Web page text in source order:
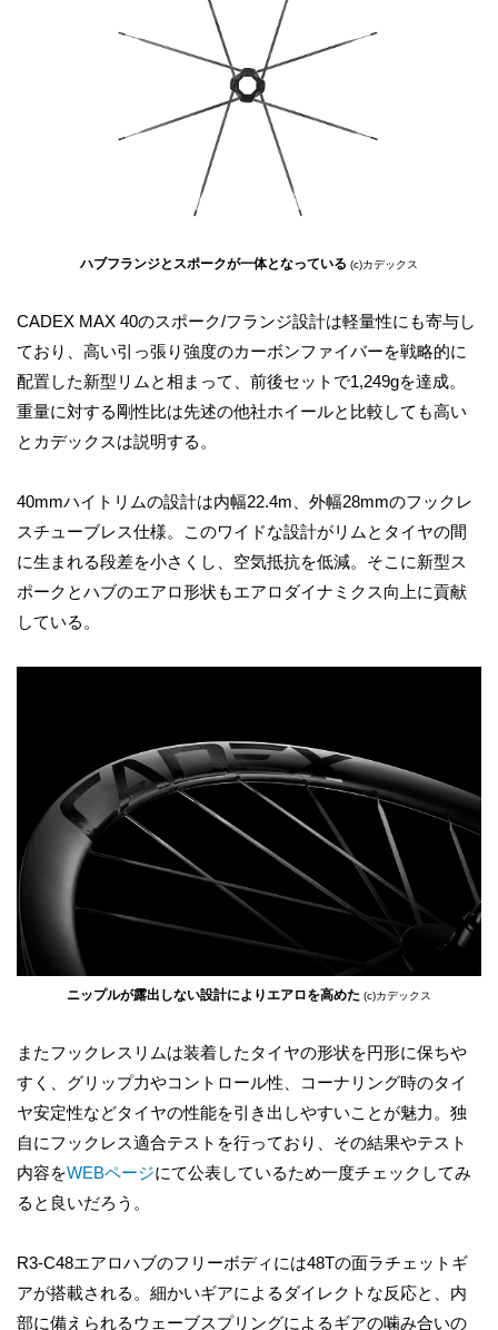
ハブフランジとスポークが一体となっている (c)カデックス
CADEX MAX 40のスポーク/フランジ設計は軽量性にも寄与し
ており、高い引っ張り強度のカーボンファイバーを戦略的に
配置した新型リムと相まって、前後セットで1,249gを達成。
重量に対する剛性比は先述の他社ホイールと比較しても高い
とカデックスは説明する。
40mmハイトリムの設計は内幅22.4m、外幅28mmのフックレ
スチューブレス仕様。このワイドな設計がリムとタイヤの間
に生まれる段差を小さくし、空気抵抗を低減。そこに新型ス
ポークとハブのエアロ形状もエアロダイナミクス向上に貢献
している。
ニップルが露出しない設計によりエアロを高めた (c)カデックス
またフックレスリムは装着したタイヤの形状を円形に保ちや
すく、グリップ力やコントロール性、コーナリング時のタイ
ヤ安定性などタイヤの性能を引き出しやすいことが魅力。独
自にフックレス適合テストを行っており、その結果やテスト
内容をWEBページにて公表しているため一度チェックしてみ
ると良いだろう。
R3-C48エアロハブのフリーボディには48Tの面ラチェットギ
アが搭載される。細かいギアによるダイレクトな反応と、内
部に備えられるウェーブスプリングによるギアの噛み合いの